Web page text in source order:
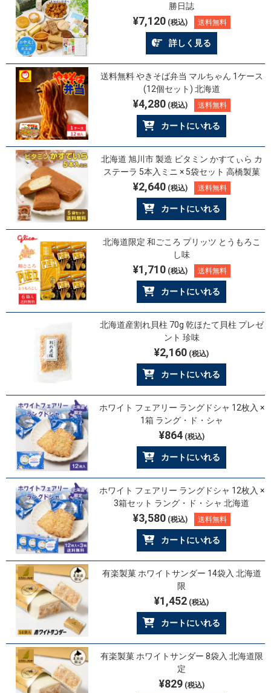
勝日誌
¥7,120(税込) 送料無料
詳しく見る
送料無料 やきそば弁当 マルちゃん 1ケース
(12個セット) 北海道
¥4,280(税込) 送料無料
カートにいれる
北海道 旭川市 製造 ビタミン かすてぃら カ
ステーラ 5本入ミニ × 5袋セット 高橋製菓
¥2,640(税込) 送料無料
カートにいれる
北海道限定 和ごころ プリッツ とうもろこ
し味
¥1,710(税込) 送料無料
カートにいれる
北海道産割れ貝柱 70g 乾ほたて貝柱 プレゼ
ント 珍味
¥2,160 (税込)
カートにいれる
ホワイト フェアリー ラングドシャ 12枚入 ×
1箱 ラング・ド・シャ
¥864(税込)
カートにいれる
ホワイト フェアリー ラングドシャ 12枚入 ×
3箱セット ラング・ド・シャ 北海道
¥3,580(税込) 送料無料
カートにいれる
有楽製菓 ホワイトサンダー 14袋入 北海道
限
¥1,452 (税込)
カートにいれる
有楽製菓 ホワイトサンダー 8袋入 北海道限
定
¥829(税込)